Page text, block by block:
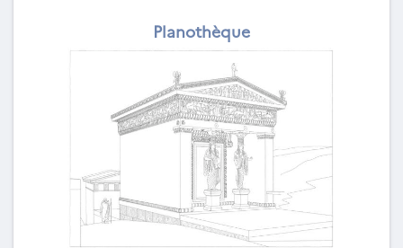
Planothèque